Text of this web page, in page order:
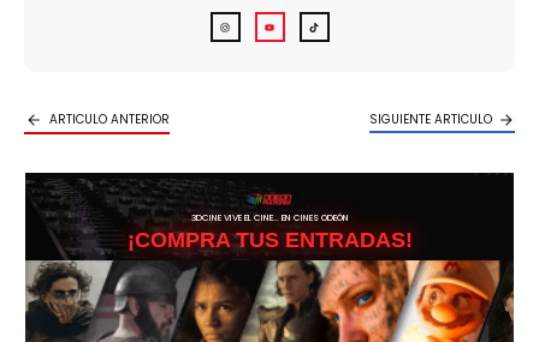
ARTICULO ANTERIOR SIGUIENTE ARTICULO
3DCINE VIVE EL CINE… EN CINES ODEÓN
¡COMPRA TUS ENTRADAS!